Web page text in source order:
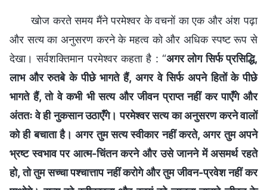
खोज करते समय मैंने परमेश्वर के वचनों का एक और अंश पढ़ा
और सत्य का अनुसरण करने के महत्व को और अधिक स्पष्ट रूप से
देखा। सर्वशक्तिमान परमेश्वर कहता है : “अगर लोग सिर्फ प्रसिद्धि,
लाभ और रुतबे के पीछे भागते हैं, अगर वे सिर्फ अपने हितों के पीछे
भागते हैं, तो वे कभी भी सत्य और जीवन प्राप्त नहीं कर पाएँगे और
अंततः वे ही नुकसान उठाएँगे। परमेश्वर सत्य का अनुसरण करने वालों
को ही बचाता है। अगर तुम सत्य स्वीकार नहीं करते, अगर तुम अपने
भ्रष्ट स्वभाव पर आत्म-चिंतन करने और उसे जानने में असमर्थ रहते
हो, तो तुम सच्चा पश्चात्ताप नहीं करोगे और तुम जीवन-प्रवेश नहीं कर